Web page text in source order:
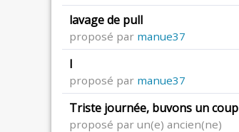
lavage de pull
proposé par manue37
l
proposé par manue37
Triste journée, buvons un coup
proposé par un(e) ancien(ne)